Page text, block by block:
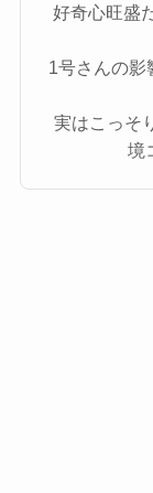
好奇心旺盛
1号さんの影
実はこっそ
境